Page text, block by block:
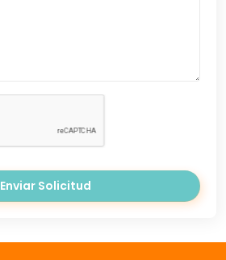
Enviar Solicitud